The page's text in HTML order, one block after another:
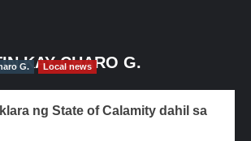
KAY CHARO G.
G. Local news
ng State of Calamity dahil sa